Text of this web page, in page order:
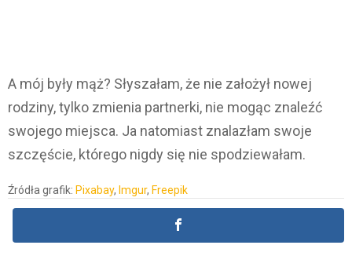
A mój były mąż? Słyszałam, że nie założył nowej
rodziny, tylko zmienia partnerki, nie mogąc znaleźć
swojego miejsca. Ja natomiast znalazłam swoje
szczęście, którego nigdy się nie spodziewałam.
Źródła grafik: Pixabay, Imgur, Freepik